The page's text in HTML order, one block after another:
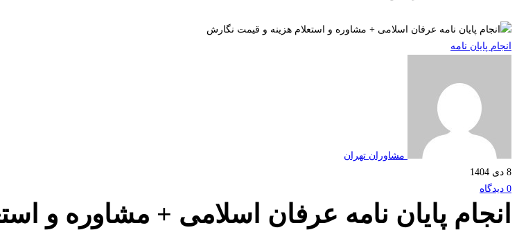
انجام پایان نامه
مشاوران تهران
8 دی 1404
0 دیدگاه
انجام پایان نامه عرفان اسلامی + مشاوره و